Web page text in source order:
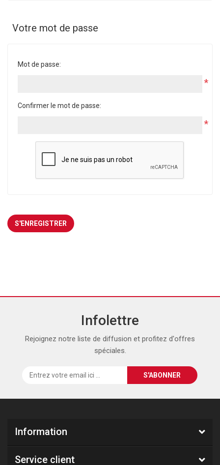
Votre mot de passe
Mot de passe:
*
Confirmer le mot de passe:
*
Infolettre
Rejoignez notre liste de diffusion et profitez d'offres
spéciales.
Information
Service client